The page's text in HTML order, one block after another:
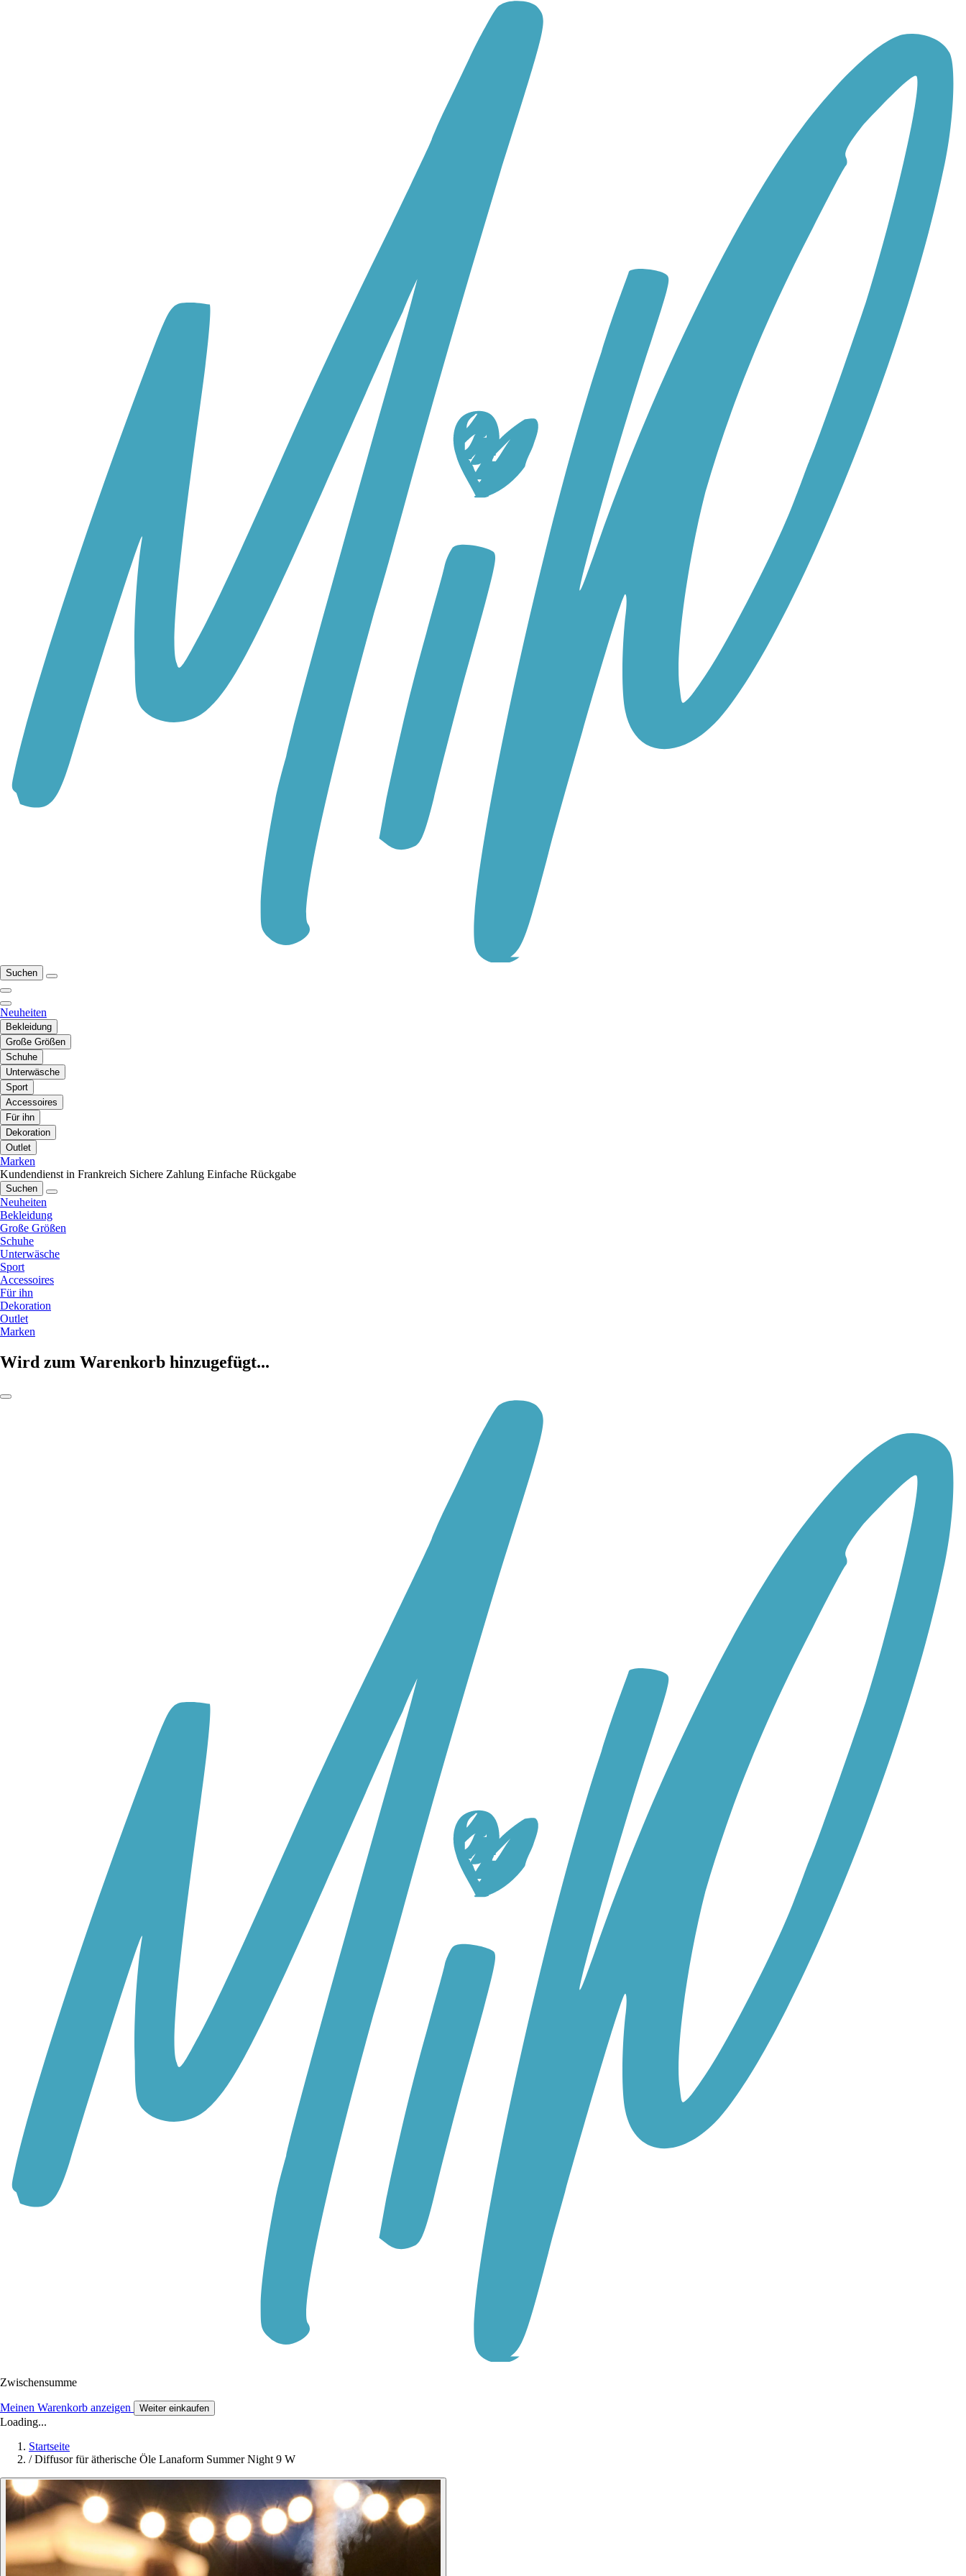
Suchen
Neuheiten
Bekleidung
Große Größen
Schuhe
Unterwäsche
Sport
Accessoires
Für ihn
Dekoration
Outlet
Marken
Kundendienst in Frankreich Sichere Zahlung Einfache Rückgabe
Suchen
Neuheiten
Bekleidung
Große Größen
Schuhe
Unterwäsche
Sport
Accessoires
Für ihn
Dekoration
Outlet
Marken
Wird zum Warenkorb hinzugefügt...
Zwischensumme
Meinen Warenkorb anzeigen Weiter einkaufen
Loading...
Startseite
/ Diffusor für ätherische Öle Lanaform Summer Night 9 W